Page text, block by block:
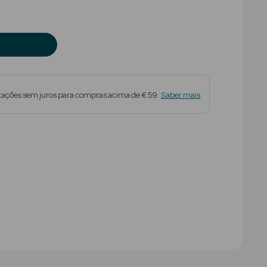
sem juros para compras acima de € 59. Saber mais